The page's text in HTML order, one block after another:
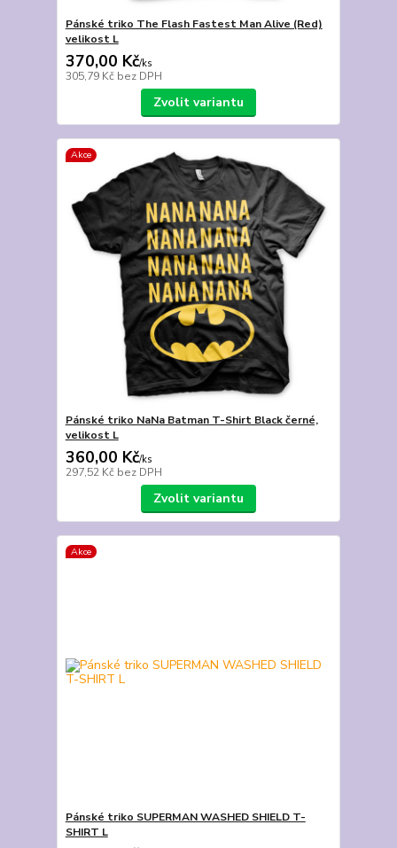
Pánské triko The Flash Fastest Man Alive (Red)
velikost L
370,00 Kč/ks
305,79 Kč bez DPH
Zvolit variantu
Akce
Pánské triko NaNa Batman T-Shirt Black černé,
velikost L
360,00 Kč/ks
297,52 Kč bez DPH
Zvolit variantu
Akce
Pánské triko SUPERMAN WASHED SHIELD T-
SHIRT L